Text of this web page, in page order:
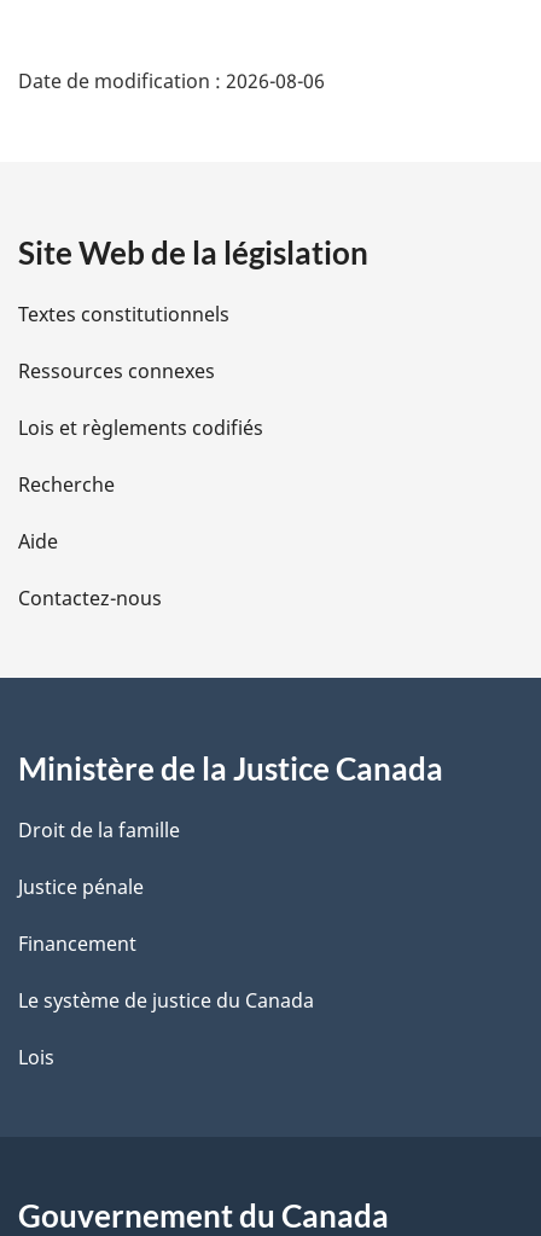
é
i
l
s
d
e
l
a
e
Date de modification : 2026-08-06
Site Web de la législation
Textes constitutionnels
Ressources connexes
Lois et règlements codifiés
Recherche
Aide
Contactez-nous
Ministère de la Justice Canada
Droit de la famille
Justice pénale
Financement
Le système de justice du Canada
Lois
Gouvernement du Canada